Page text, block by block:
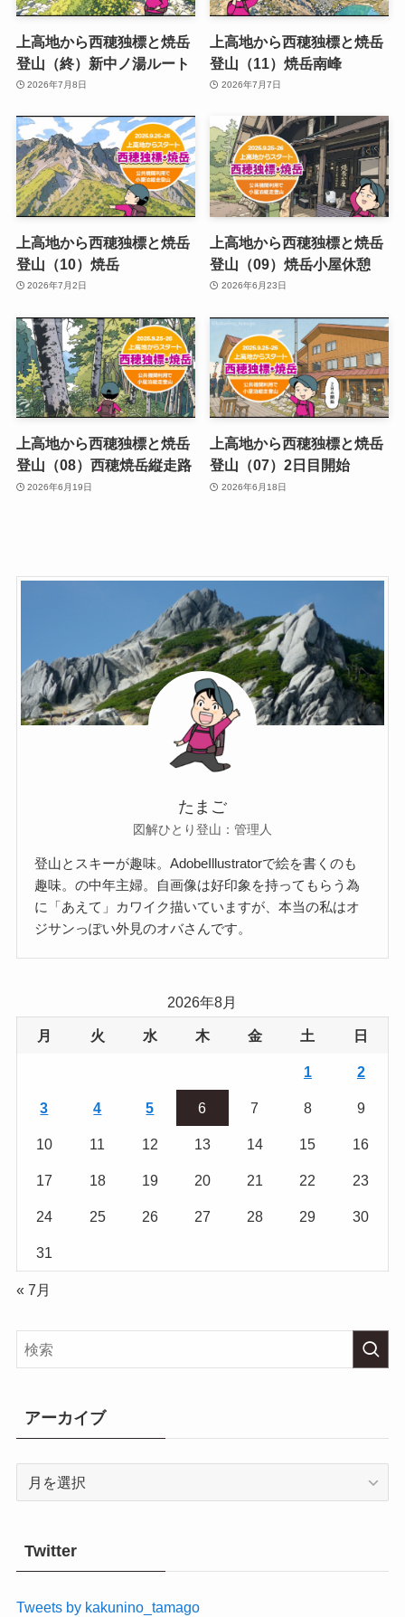
上高地から西穂独標と焼岳
登山（終）新中ノ湯ルート
2026年7月8日
上高地から西穂独標と焼岳
登山（11）焼岳南峰
2026年7月7日
上高地から西穂独標と焼岳
登山（10）焼岳
2026年7月2日
上高地から西穂独標と焼岳
登山（09）焼岳小屋休憩
2026年6月23日
上高地から西穂独標と焼岳
登山（08）西穂焼岳縦走路
2026年6月19日
上高地から西穂独標と焼岳
登山（07）2日目開始
2026年6月18日
たまご
図解ひとり登山：管理人
登山とスキーが趣味。AdobeIllustratorで絵を書くのも
趣味。の中年主婦。自画像は好印象を持ってもらう為
に「あえて」カワイク描いていますが、本当の私はオ
ジサンっぽい外見のオバさんです。
2026年8月
月 火 水 木 金 土 日
1 2
3 4 5 6 7 8 9
10 11 12 13 14 15 16
17 18 19 20 21 22 23
24 25 26 27 28 29 30
31
« 7月
アーカイブ
Twitter
Tweets by kakunino_tamago